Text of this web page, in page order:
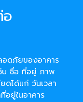
ดภัยของอาคาร
น ชื่อ ที่อยู่ ภาพ
ดได้แก่ วันเวลา
อยู่ในอาคาร